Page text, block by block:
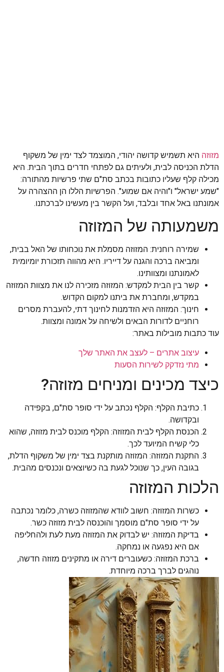
מזוזה היא תשמיש קדושה יהודי, המוצמד לצד ימין של משקוף
הדלת הכניסה לבית, ולעיתים גם לפתחי חדרים בתוך הבית. היא
מכילה קלף שעליו כתובות בכתב סת"ם שתי פרשיות מהתורה:
"שמע ישראל" ו"והיה אם שמוע". הפרשיות הללו הן ההצהרה על
אמונתנו באל אחד ובלבד, ועל הקשר בין מעשינו לברכתנו.
משמעותה של המזוזה
שמירה רוחנית: המזוזה מסמלת את נוכחותו של האל בבית,
ומביאה ברכה והגנה על דייריו. היא מהווה תזכורת יומיומית
לאמונתנו ומצוותינו.
קשר בין הבית למקדש: המזוזה מזכירה לנו את מצוות המזוזה
במקדש, ומחברת את ביתנו למקום הקדוש.
חינוך: המזוזה היא הזדמנות לחינוך דתי, להעברת מסרים
רוחניים לדורות הבאים ולשיחה על אמונה ומצוות.
עוד כתבות מובילות באתר:
עיצוב אתרים – לעצב את האתר שלך
מתי נזדקק לשירות הסעות
כיצד מכינים ומניחים מזוזה?
כתיבת הקלף: הקלף נכתב על ידי סופר סת"ם, בקפידה
ובקדושה.
הכנסת הקלף לבית המזוזה: הקלף מוכנס לבית מזוזה, שהוא
כלי קשיח המיועד לכך.
התקנת המזוזה: המזוזה מותקנת בצד ימין של משקוף הדלת,
בגובה העין, כך שנוכל לגעת בה כשיוצאים ונכנסים מהבית.
הלכות המזוזה
כשרות המזוזה: חשוב לוודא שהמזוזה כשרה, כלומר נכתבה
על ידי סופר סת"ם מוסמך והוכנסה לבית מזוזה כשר.
בדיקת המזוזה: יש לבדוק את המזוזה מעת לעת ולהחליפה
אם היא נפגעה או נמחקה.
ברכת המזוזה: כשעוברים דירה או מתקינים מזוזה חדשה,
נוהגים לברך ברכה מיוחדת.